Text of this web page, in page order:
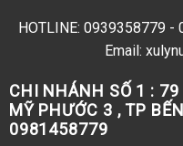
HOTLINE: 0939358779 -
Email:
CHI NHÁNH SỐ 1 : 79
MỸ PHƯỚC 3 , TP
0981458779